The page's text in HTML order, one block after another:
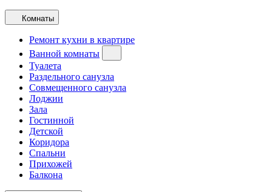
Комнаты
Ремонт кухни в квартире
Ванной комнаты
Туалета
Раздельного санузла
Совмещенного санузла
Лоджии
Зала
Гостинной
Детской
Коридора
Спальни
Прихожей
Балкона